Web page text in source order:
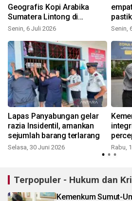
Geografis Kopi Arabika
Sumatera Lintong di
Humbahas
Senin, 6 Juli 2026 Senin,
Lapas Panyabungan gelar
razia Insidentil, amankan
sejumlah barang terlarang
Selasa, 30 Juni 2026 Rabu,
Terpopuler - Hukum dan
Kemenkum Sumut-